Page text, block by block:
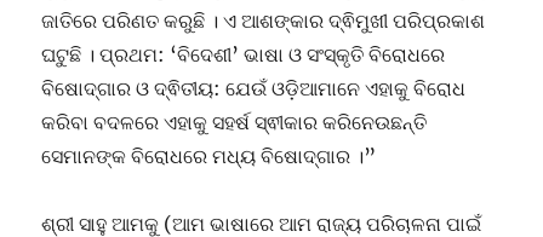
ଜାତିରେ ପରିଣତ କରୁଛି । ଏ ଆଶଙ୍କାର ଦ୍ଵିମୁଖୀ ପରିପ୍ରକାଶ
ଘଟୁଛି । ପ୍ରଥମ: ‘ବିଦେଶୀ’ ଭାଷା ଓ ସଂସ୍କୃତି ବିରୋଧରେ
ବିଷୋଦ୍ଗାର ଓ ଦ୍ଵିତୀୟ: ଯେଉଁ ଓଡ଼ିଆମାନେ ଏହାକୁ ବିରୋଧ
କରିବା ବଦଳରେ ଏହାକୁ ସହର୍ଷ ସ୍ଵୀକାର କରିନେଉଛନ୍ତି
ସେମାନଙ୍କ ବିରୋଧରେ ମଧ୍ୟ ବିଷୋଦ୍ଗାର ।”
ଶ୍ରୀ ସାହୁ ଆମକୁ (ଆମ ଭାଷାରେ ଆମ ରାଜ୍ୟ ପରିଚାଳନା ପାଇଁ